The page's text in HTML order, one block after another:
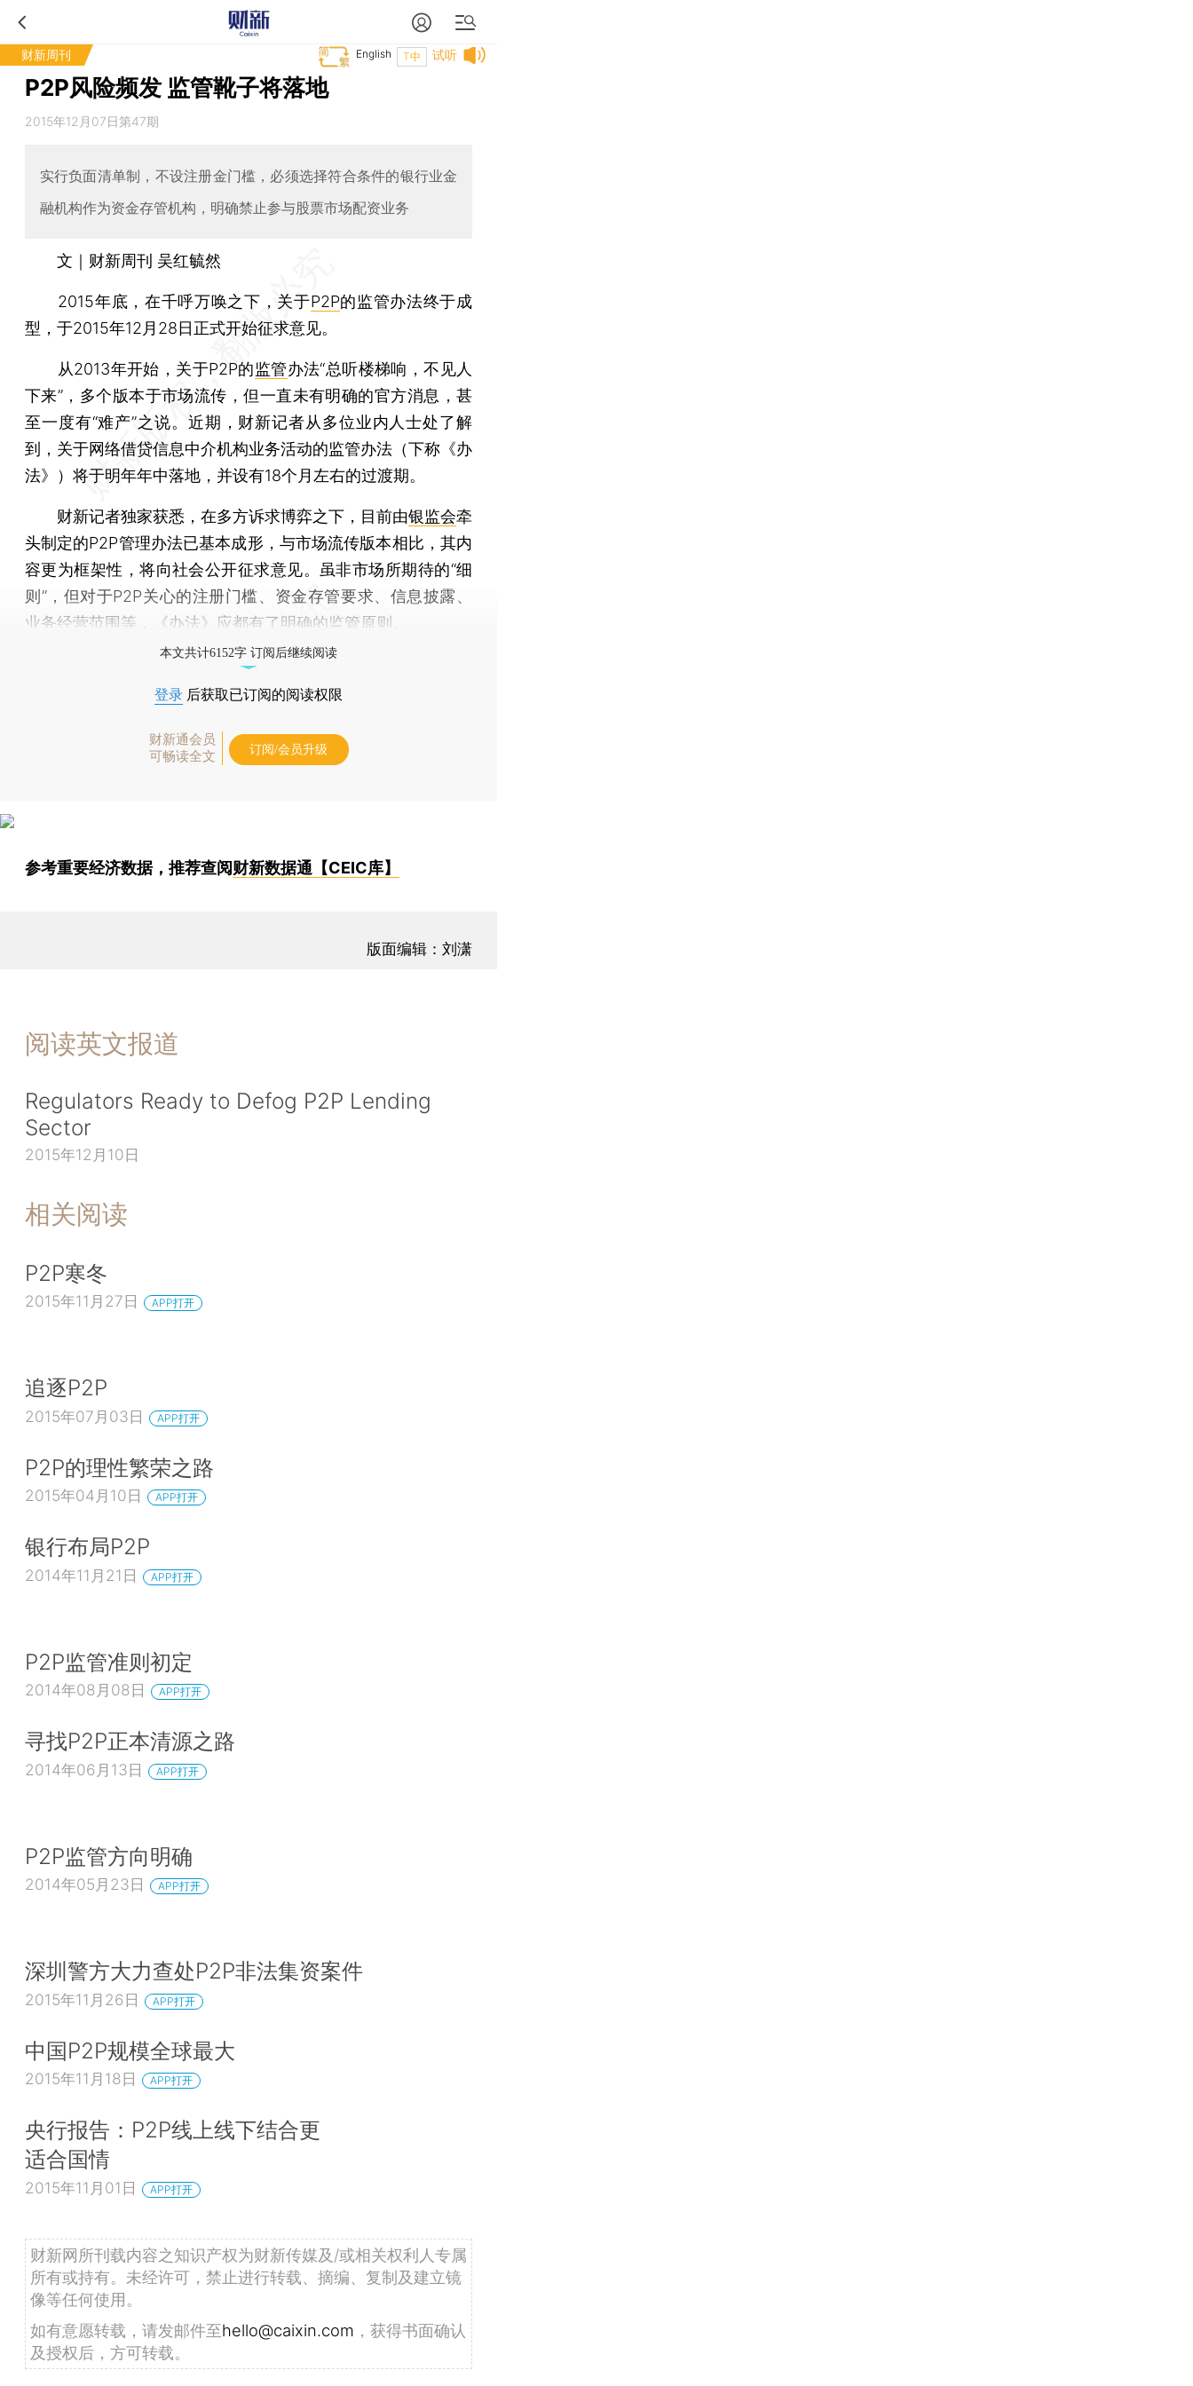
财新周刊 试听
T中
English
P2P风险频发 监管靴子将落地
2015年12月07日第47期
实行负面清单制，不设注册金门槛，必须选择符合条件的银行业金
融机构作为资金存管机构，明确禁止参与股票市场配资业务
文｜财新周刊 吴红毓然
2015年底，在千呼万唤之下，关于P2P的监管办法终于成
型，于2015年12月28日正式开始征求意见。
从2013年开始，关于P2P的监管办法“总听楼梯响，不见人
下来”，多个版本于市场流传，但一直未有明确的官方消息，甚
至一度有“难产”之说。近期，财新记者从多位业内人士处了解
到，关于网络借贷信息中介机构业务活动的监管办法（下称《办
法》）将于明年年中落地，并设有18个月左右的过渡期。
财新记者独家获悉，在多方诉求博弈之下，目前由银监会牵
头制定的P2P管理办法已基本成形，与市场流传版本相比，其内
容更为框架性，将向社会公开征求意见。虽非市场所期待的“细
则”，但对于P2P关心的注册门槛、资金存管要求、信息披露、
业务经营范围等，《办法》应都有了明确的监管原则。
本文共计6152字 订阅后继续阅读
登录 后获取已订阅的阅读权限
财新通会员
可畅读全文
订阅/会员升级
参考重要经济数据，推荐查阅财新数据通【CEIC库】
版面编辑：刘潇
阅读英文报道
Regulators Ready to Defog P2P Lending
Sector
2015年12月10日
相关阅读
P2P寒冬
2015年11月27日 APP打开
追逐P2P
2015年07月03日 APP打开
P2P的理性繁荣之路
2015年04月10日 APP打开
银行布局P2P
2014年11月21日 APP打开
P2P监管准则初定
2014年08月08日 APP打开
寻找P2P正本清源之路
2014年06月13日 APP打开
P2P监管方向明确
2014年05月23日 APP打开
深圳警方大力查处P2P非法集资案件
2015年11月26日 APP打开
中国P2P规模全球最大
2015年11月18日 APP打开
央行报告：P2P线上线下结合更
适合国情
2015年11月01日 APP打开
财新网所刊载内容之知识产权为财新传媒及/或相关权利人专属
所有或持有。未经许可，禁止进行转载、摘编、复制及建立镜
像等任何使用。
如有意愿转载，请发邮件至hello@caixin.com ，获得书面确认
及授权后，方可转载。